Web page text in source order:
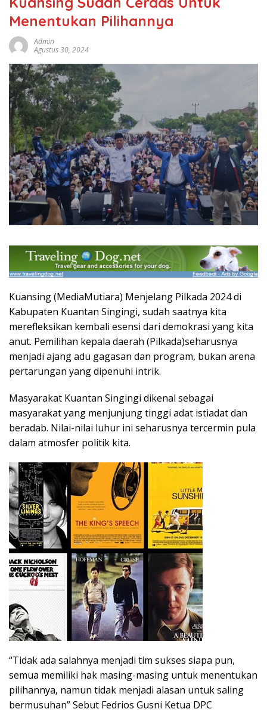
Menentukan Pilihannya
Admin
Agustus 30, 2024
Kuansing (MediaMutiara) Menjelang Pilkada 2024 di
Kabupaten Kuantan Singingi, sudah saatnya kita
merefleksikan kembali esensi dari demokrasi yang kita
anut. Pemilihan kepala daerah (Pilkada)seharusnya
menjadi ajang adu gagasan dan program, bukan arena
pertarungan yang dipenuhi intrik.
Masyarakat Kuantan Singingi dikenal sebagai
masyarakat yang menjunjung tinggi adat istiadat dan
beradab. Nilai-nilai luhur ini seharusnya tercermin pula
dalam atmosfer politik kita.
“Tidak ada salahnya menjadi tim sukses siapa pun,
semua memiliki hak masing-masing untuk menentukan
pilihannya, namun tidak menjadi alasan untuk saling
bermusuhan” Sebut Fedrios Gusni Ketua DPC